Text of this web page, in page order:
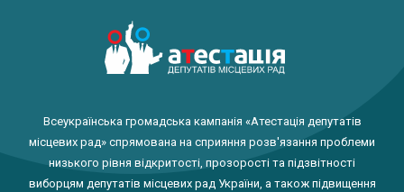
Всеукраїнська громадська кампанія «Атестація депутатів
місцевих рад» спрямована на сприяння розв'язання проблеми
низького рівня відкритості, прозорості та підзвітності
виборцям депутатів місцевих рад України, а також підвищення